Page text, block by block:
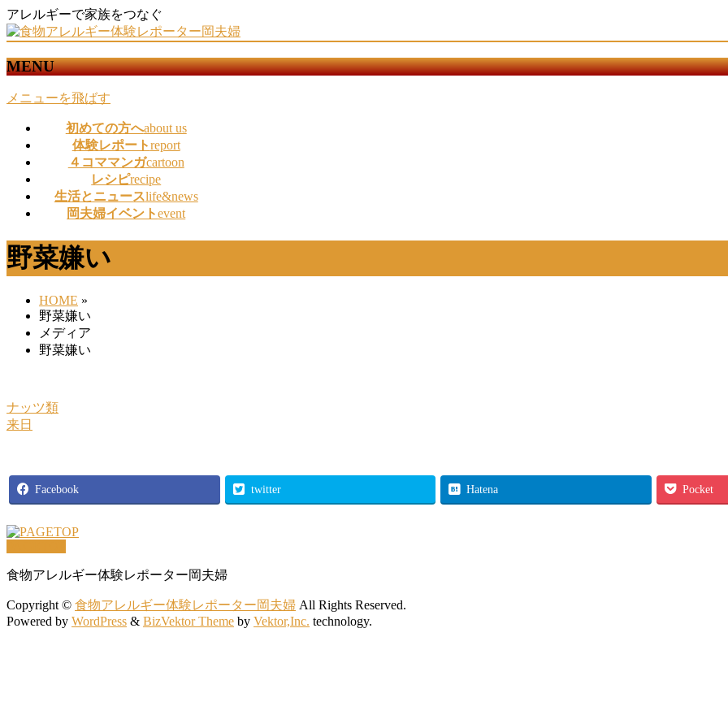
アレルギーで家族をつなぐ
MENU
メニューを飛ばす
初めての方へabout us
体験レポートreport
４コママンガcartoon
レシピrecipe
生活とニュースlife&news
岡夫婦イベントevent
野菜嫌い
HOME »
野菜嫌い
メディア
野菜嫌い
ナッツ類
来日
Facebook twitter Hatena Pocket
食物アレルギー体験レポーター岡夫婦
Copyright © 食物アレルギー体験レポーター岡夫婦 All Rights Reserved.
Powered by WordPress & BizVektor Theme by Vektor,Inc. technology.